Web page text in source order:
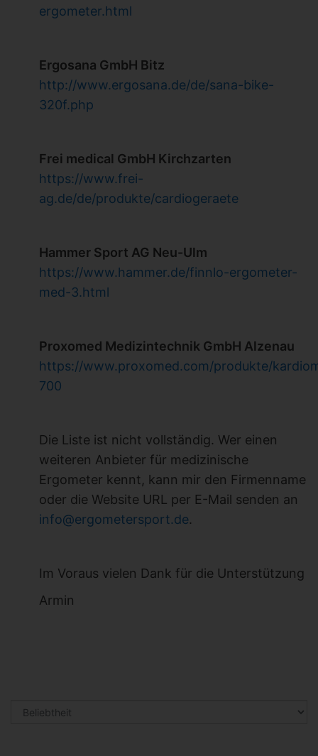
ergometer.html
Ergosana GmbH Bitz
http://www.ergosana.de/de/sana-bike-
320f.php
Frei medical GmbH Kirchzarten
https://www.frei-
ag.de/de/produkte/cardiogeraete
Hammer Sport AG Neu-Ulm
https://www.hammer.de/finnlo-ergometer-
med-3.html
Proxomed Medizintechnik GmbH Alzenau
https://www.proxomed.com/produkte/
700
Die Liste ist nicht vollständig. Wer einen
weiteren Anbieter für medizinische
Ergometer kennt, kann mir den Firmenname
oder die Website URL per E-Mail senden an
info@ergometersport.de.
Im Voraus vielen Dank für die Unterstützung
Armin